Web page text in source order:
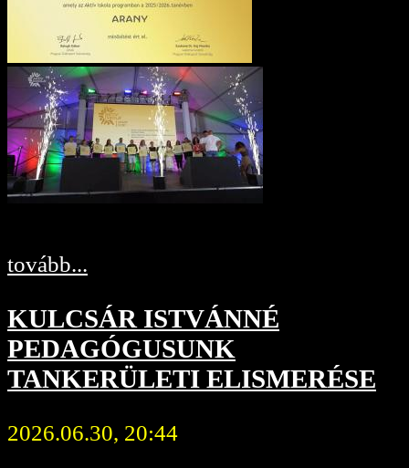
tovább...
KULCSÁR ISTVÁNNÉ
PEDAGÓGUSUNK
TANKERÜLETI ELISMERÉSE
2026.06.30, 20:44